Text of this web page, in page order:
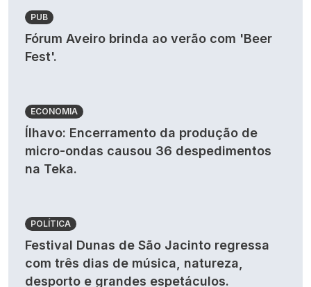
PUB
Fórum Aveiro brinda ao verão com 'Beer
Fest'.
ECONOMIA
Ílhavo: Encerramento da produção de
micro-ondas causou 36 despedimentos
na Teka.
POLÍTICA
Festival Dunas de São Jacinto regressa
com três dias de música, natureza,
desporto e grandes espetáculos.